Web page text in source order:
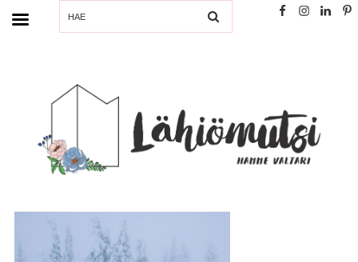
SEARCH